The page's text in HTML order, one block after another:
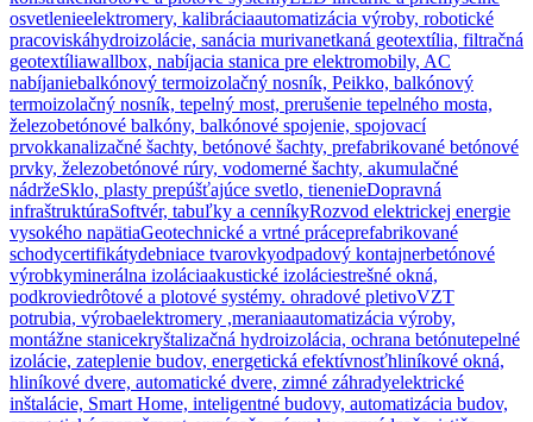
osvetlenieelektromery, kalibráciaautomatizácia výroby, robotické
pracoviskáhydroizolácie, sanácia murivanetkaná geotextília, filtračná
geotextíliawallbox, nabíjacia stanica pre elektromobily, AC
nabíjaniebalkónový termoizolačný nosník, Peikko, balkónový
termoizolačný nosník, tepelný most, prerušenie tepelného mosta,
železobetónové balkóny, balkónové spojenie, spojovací
prvokkanalizačné šachty, betónové šachty, prefabrikované betónové
prvky, železobetónové rúry, vodomerné šachty, akumulačné
nádržeSklo, plasty prepúšťajúce svetlo, tienenieDopravná
infraštruktúraSoftvér, tabuľky a cenníkyRozvod elektrickej energie
vysokého napätiaGeotechnické a vrtné práceprefabrikované
schodycertifikátydebniace tvarovkyodpadový kontajnerbetónové
výrobkyminerálna izoláciaakustické izoláciestrešné okná,
podkroviedrôtové a plotové systémy. ohradové pletivoVZT
potrubia, výrobaelektromery ,meraniaautomatizácia výroby,
montážne stanicekryštalizačná hydroizolácia, ochrana betónutepelné
izolácie, zateplenie budov, energetická efektívnosťhliníkové okná,
hliníkové dvere, automatické dvere, zimné záhradyelektrické
inštalácie, Smart Home, inteligentné budovy, automatizácia budov,